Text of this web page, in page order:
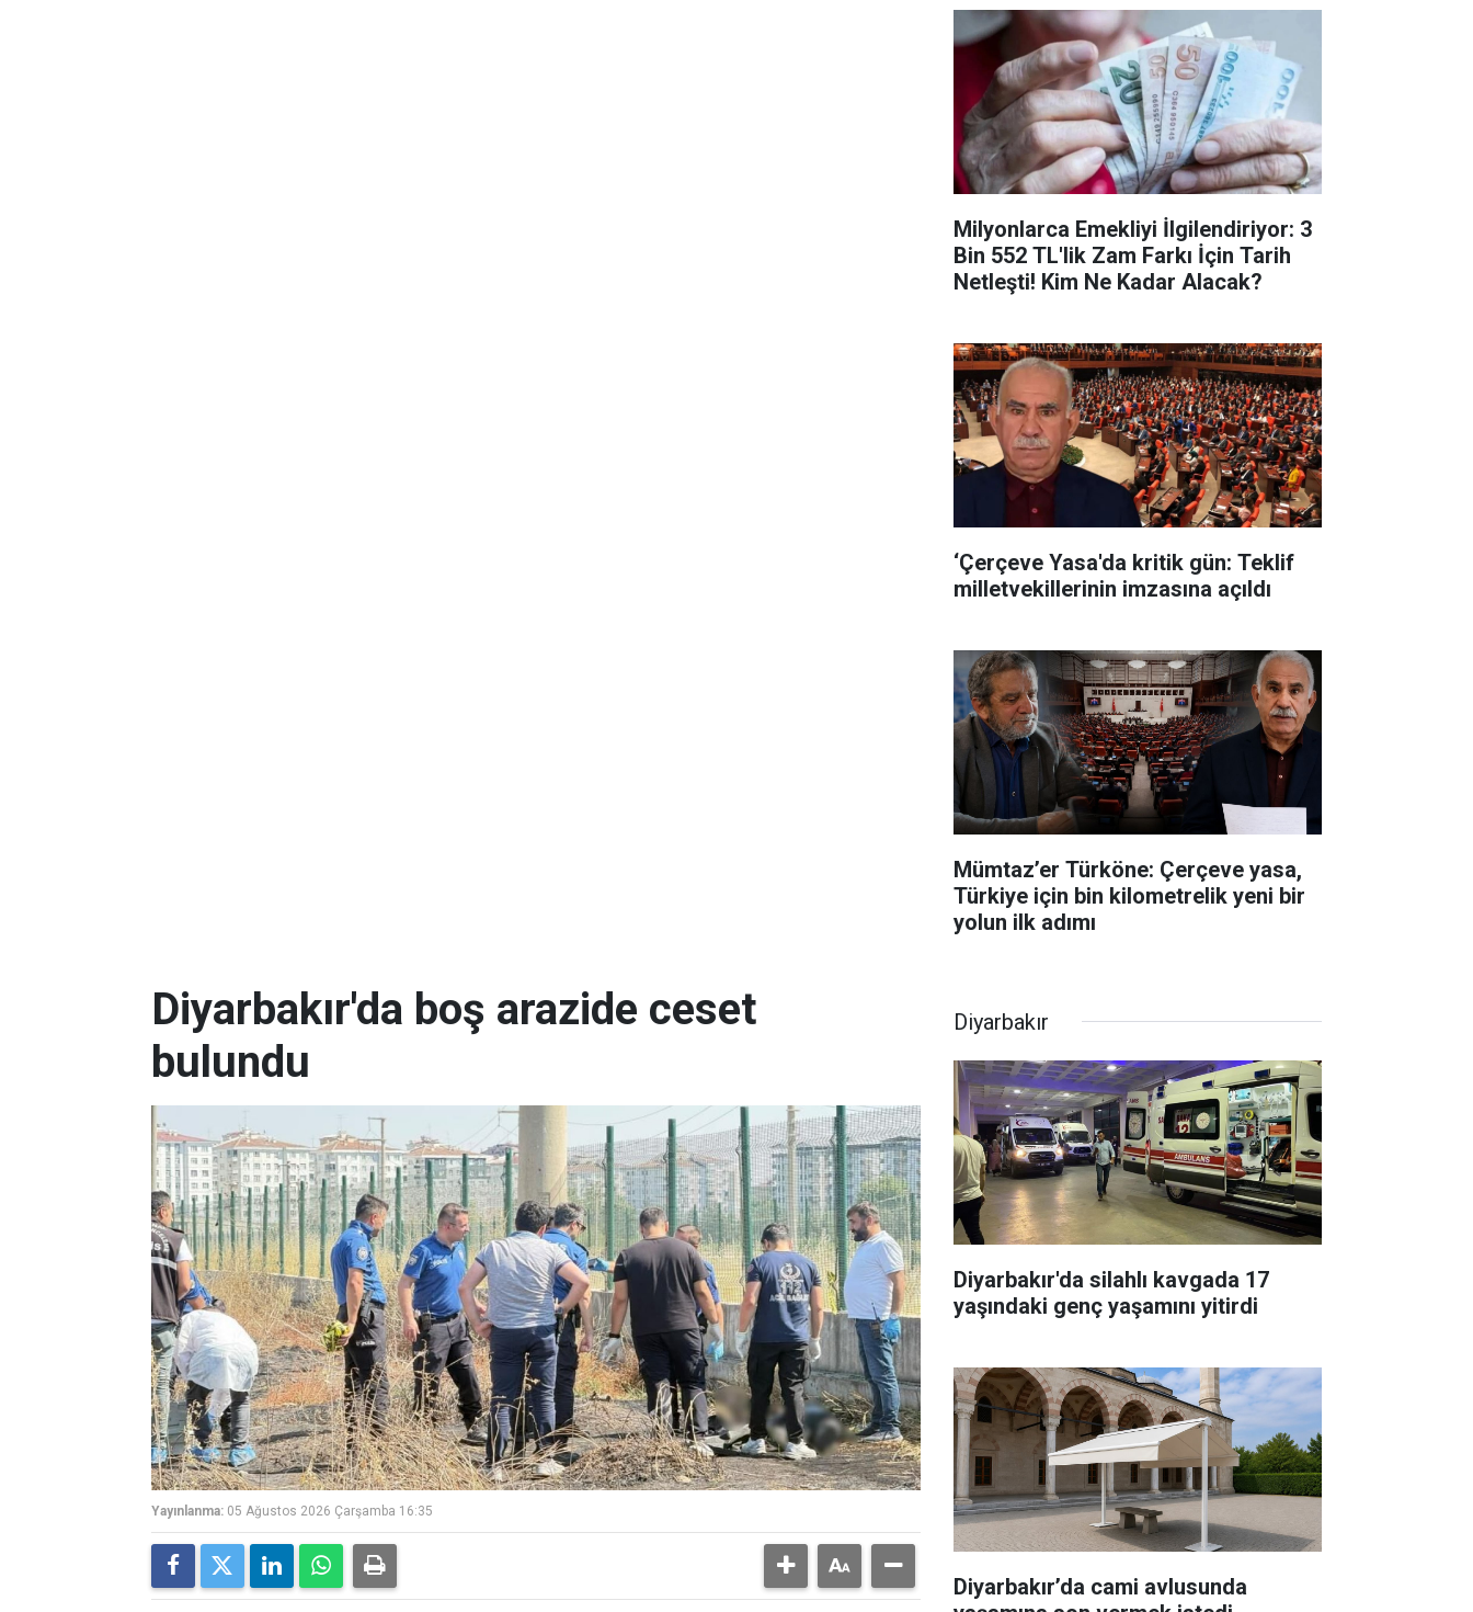
Milyonlarca Emekliyi İlgilendiriyor: 3
Bin 552 TL'lik Zam Farkı İçin Tarih
Netleşti! Kim Ne Kadar Alacak?
‘Çerçeve Yasa'da kritik gün: Teklif
milletvekillerinin imzasına açıldı
Mümtaz’er Türköne: Çerçeve yasa,
Türkiye için bin kilometrelik yeni bir
yolun ilk adımı
Diyarbakır'da boş arazide ceset
bulundu
Yayınlanma: 05 Ağustos 2026 Çarşamba 16:35
Diyarbakır
Diyarbakır'da silahlı kavgada 17
yaşındaki genç yaşamını yitirdi
Diyarbakır’da cami avlusunda